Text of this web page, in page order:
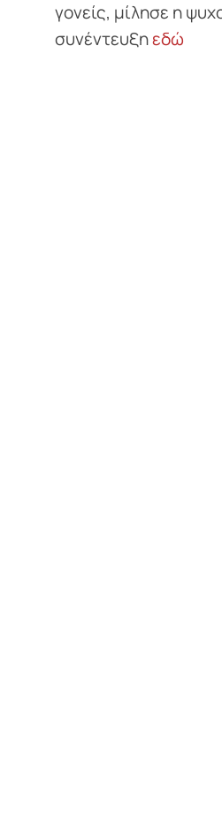
γονείς, μίλησε η
συνέντευξηεδώ